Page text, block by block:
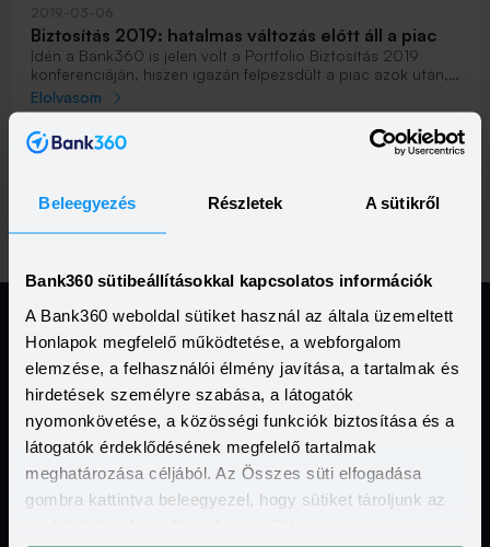
Beleegyezés Részletek A sütikről
Bank360 sütibeállításokkal kapcsolatos információk
A Bank360 weboldal sütiket használ az általa üzemeltett
Honlapok megfelelő működtetése, a webforgalom
elemzése, a felhasználói élmény javítása, a tartalmak és
hirdetések személyre szabása, a látogatók
nyomonkövetése, a közösségi funkciók biztosítása és a
látogatók érdeklődésének megfelelő tartalmak
meghatározása céljából. Az Összes süti elfogadása
gombra kattintva beleegyezel, hogy sütiket tároljunk az
Biztosítás 2019: hatalmas változás előtt áll a piac
Idén a Bank360 is jelen volt a Portfolio Biztosítás 2019
konferenciáján, hiszen igazán felpezsdült a piac azok után,
hogy a kormány bejelentette: nyugdíjcélú államkötvényt kínál
júniustól a lakosságnak, ami a szakemberek szerint komoly
versenytársa lehet a nyugdíjbiztosításnak.
Elolvasom
Vissza Previous (current) Tovább
Jogi Dokumentumok
Kapcsolat
Hasznos Linkek